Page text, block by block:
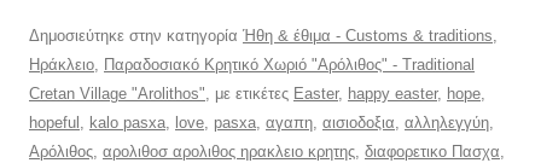
Δημοσιεύτηκε στην κατηγορία Ήθη & έθιμα - Customs & traditions,
Ηράκλειο, Παραδοσιακό Κρητικό Χωριό "Αρόλιθος" - Traditional
Cretan Village "Arolithos", με ετικέτες Easter, happy easter, hope,
hopeful , kalo pasxa, love, pasxa, αγαπη, αισιοδοξια, αλληλεγγύη,
Αρόλιθος, αρολιθοσ αρολιθος ηρακλειο κρητης, διαφορετικο Πασχα,